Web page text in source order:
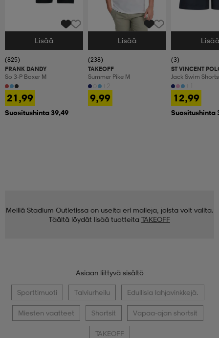
Valitse Koko
Lisää
(825)
FRANK DANDY
So 3-P Boxer M
21,99
Suositushinta 39,49
Valitse Koko
Lisää
(238)
TAKEOFF
Summer Pike M
9,99
Valitse Koko
(3)
ST VINCENT
Jack Swim Shorts
12,99
Suositushinta
Meillä Stadium Outletissa on useita eri malleja, joista voit valita.
Täältä löydät lisää tuotteita TAKEOFF
Asiaan liittyvä sisältö
Sporttimuoti Talviurheilu Edullisia lahjavinkkejä.
Miesten vaatteet Shortsit Vapaa-ajan shortsit
TAKEOFF